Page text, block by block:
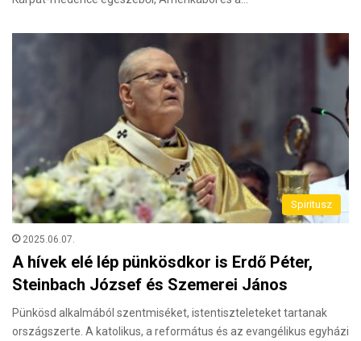
Spiritusz
2025.06.07.
A hívek elé lép pünkösdkor is Erdő Péter,
Steinbach József és Szemerei János
Pünkösd alkalmából szentmiséket, istentiszteleteket tartanak
országszerte. A katolikus, a református és az evangélikus egyházi